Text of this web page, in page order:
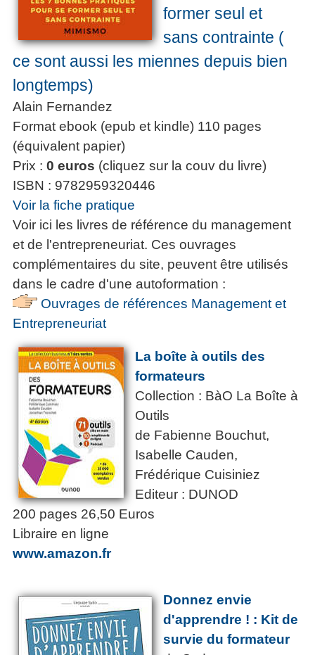
former seul et
sans contrainte (
ce sont aussi les miennes depuis bien
longtemps)
Alain Fernandez
Format ebook (epub et kindle) 110 pages
(équivalent papier)
Prix : 0 euros (cliquez sur la couv du livre)
ISBN : 9782959320446
Voir la fiche pratique
Voir ici les livres de référence du management
et de l'entrepreneuriat. Ces ouvrages
complémentaires du site, peuvent être utilisés
dans le cadre d'une autoformation :
Ouvrages de références Management et
Entrepreneuriat
La boîte à outils des
formateurs
Collection : BàO La Boîte à
Outils
de Fabienne Bouchut,
Isabelle Cauden,
Frédérique Cuisiniez
Editeur : DUNOD
200 pages 26,50 Euros
Libraire en ligne
www.amazon.fr
Donnez envie
d'apprendre ! : Kit de
survie du formateur